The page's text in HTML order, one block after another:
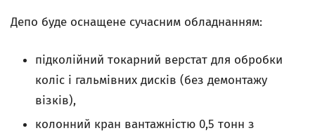
Депо буде оснащене сучасним обладнанням:
підколійний токарний верстат для обробки
коліс і гальмівних дисків (без демонтажу
візків),
колонний кран вантажністю 0,5 тонн з